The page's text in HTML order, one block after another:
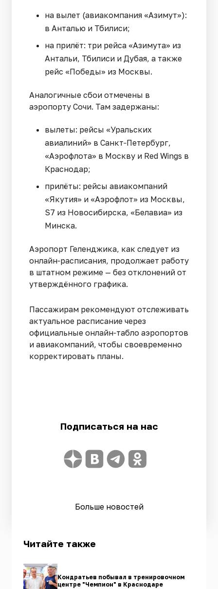
на вылет (авиакомпания «Азимут»):
в Анталью и Тбилиси;
на прилёт: три рейса «Азимута» из
Антальи, Тбилиси и Дубая, а также
рейс «Победы» из Москвы.
Аналогичные сбои отмечены в
аэропорту Сочи. Там задержаны:
вылеты: рейсы «Уральских
авиалиний» в Санкт‑Петербург,
«Аэрофлота» в Москву и Red Wings в
Краснодар;
прилёты: рейсы авиакомпаний
«Якутия» и «Аэрофлот» из Москвы,
S7 из Новосибирска, «Белавиа» из
Минска.
Аэропорт Геленджика, как следует из
онлайн‑расписания, продолжает работу
в штатном режиме — без отклонений от
утверждённого графика.
Пассажирам рекомендуют отслеживать
актуальное расписание через
официальные онлайн‑табло аэропортов
и авиакомпаний, чтобы своевременно
корректировать планы.
Подписаться на нас
Больше новостей
Читайте также
Кондратьев побывал в тренировочном
центре "Чемпион" в Краснодаре